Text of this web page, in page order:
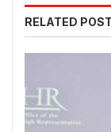
RELATED